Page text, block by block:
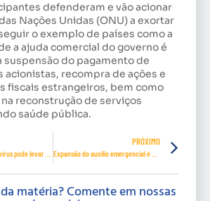
defenderam e vão acionar
Nações Unidas (ONU) a exortar
o exemplo de países como a
a ajuda comercial do governo é
suspensão do pagamento de
acionistas, recompra de ações e
fiscais estrangeiros, bem como
reconstrução de serviços
saúde pública.
PRÓXIMO
matéria? Comente em nossas